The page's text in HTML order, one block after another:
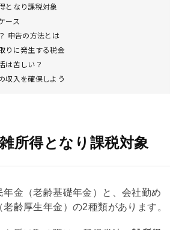
となり課税対象
ース
申告の方法とは
りに発生する税金
は苦しい？
収入を確保しよう
所得となり課税対象
年金（老齢基礎年金）と、会社勤め
齢厚生年金）の2種類があります。